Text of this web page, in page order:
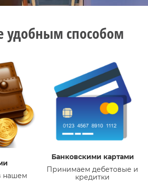
удобным способом
нашем
Банковскими картами
Принимаем дебетовые и
кредитки